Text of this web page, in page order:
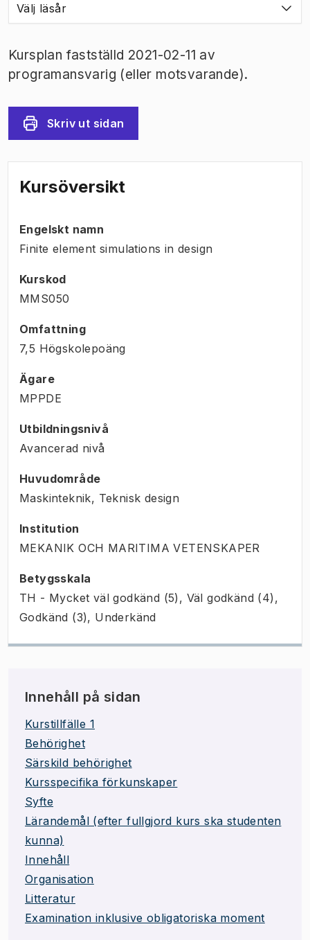
Välj läsår
Kursplan fastställd 2021-02-11 av
programansvarig (eller motsvarande).
Skriv ut sidan
Kursöversikt
Engelskt namn
Finite element simulations in design
Kurskod
MMS050
Omfattning
7,5 Högskolepoäng
Ägare
MPPDE
Utbildningsnivå
Avancerad nivå
Huvudområde
Maskinteknik, Teknisk design
Institution
MEKANIK OCH MARITIMA VETENSKAPER
Betygsskala
TH - Mycket väl godkänd (5), Väl godkänd (4),
Godkänd (3), Underkänd
Innehåll på sidan
Kurstillfälle 1
Behörighet
Särskild behörighet
Kursspecifika förkunskaper
Syfte
Lärandemål (efter fullgjord kurs ska studenten
kunna)
Innehåll
Organisation
Litteratur
Examination inklusive obligatoriska moment